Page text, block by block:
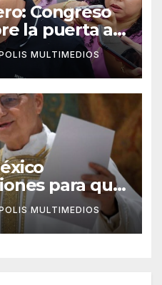
Congreso
la puerta a
alcalde
MULTIMEDIOS
para que
visite el país
MULTIMEDIOS